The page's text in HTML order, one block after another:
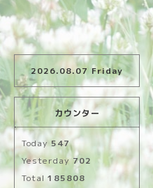
2026.08.07 Friday
カウンター
Today547
Yesterday702
Total 185808